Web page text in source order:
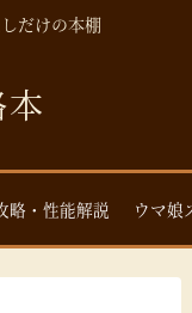
だけの本棚
略・性能解説 ウマ娘